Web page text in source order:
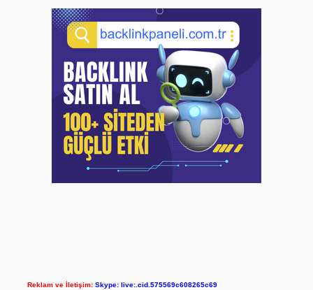
Reklam ve İletişim: Skype: live:.cid.575569c608265c69